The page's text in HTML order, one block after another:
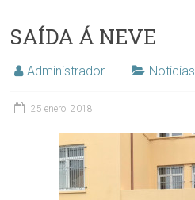
SAÍDA Á NEVE
Administrador Noticias
25 enero, 2018